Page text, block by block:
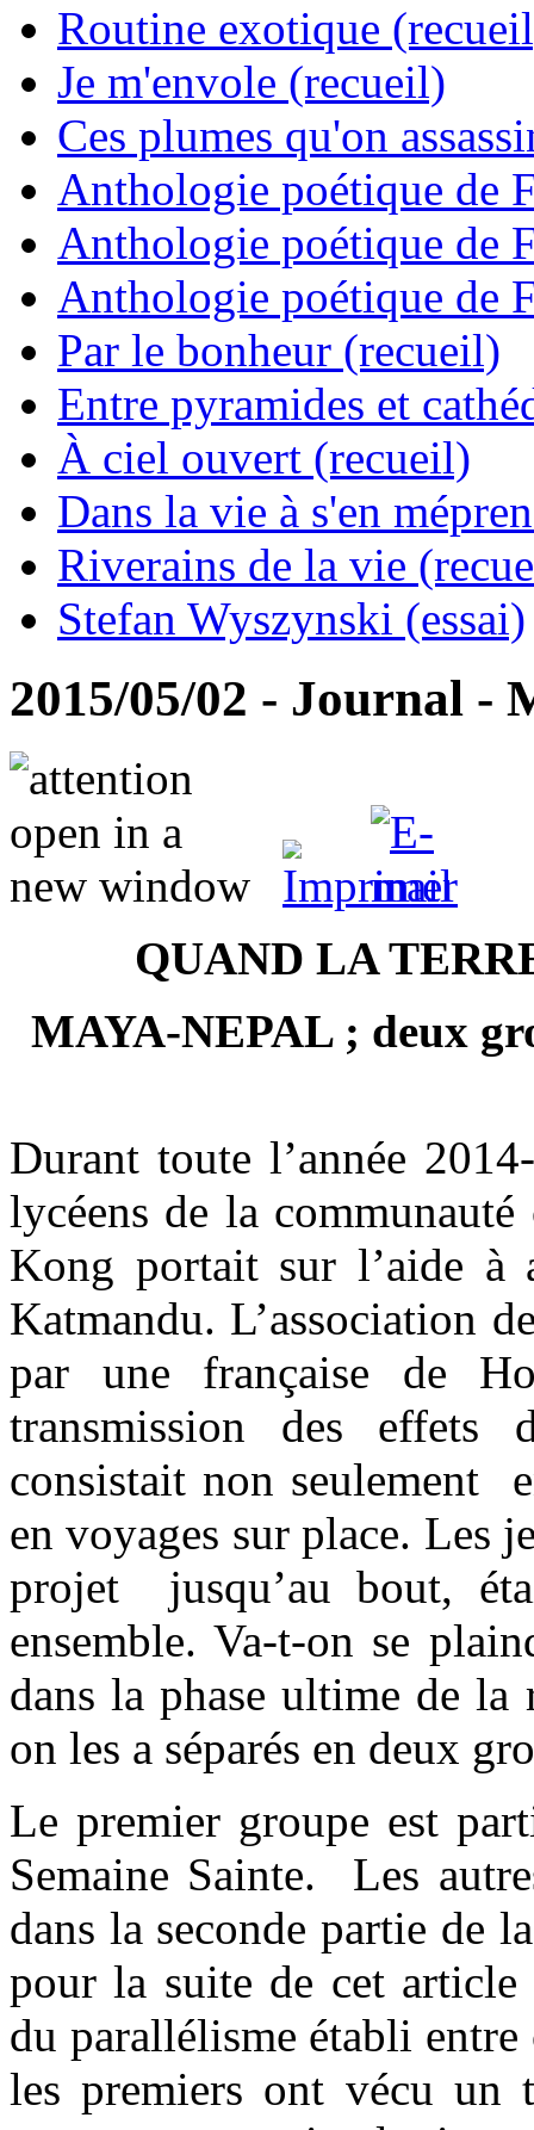
Routine exotique
Je m'envole (recueil)
Ces plumes qu'on
Anthologie poétique de
Anthologie poétique de
Anthologie poétique de
Par le bonheur (recueil)
Entre pyramides et
À ciel ouvert (recueil)
Dans la vie à s'en
Riverains de la vie
Stefan Wyszynski (essai)
2015/05/02 - Journal -
QUAND LA
MAYA-NEPAL ; deux
Durant toute l’année
lycéens de la
Kong portait sur l’aide à
Katmandu. L’association
par une française de
transmission des effets
consistait non seulement
en voyages sur place. Les
projet jusqu’au bout,
ensemble. Va-t-on se
dans la phase ultime de
on les a séparés en deux
Le premier groupe est
Semaine Sainte. Les
dans la seconde partie de
pour la suite de cet article
du parallélisme établi
les premiers ont vécu un